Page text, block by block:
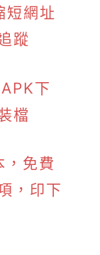
短網址
蹤
下
檔
免費
，印下